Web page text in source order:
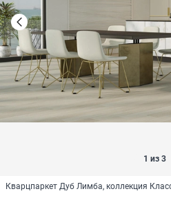
1 из 3
Кварцпаркет Дуб Лимба, коллекция